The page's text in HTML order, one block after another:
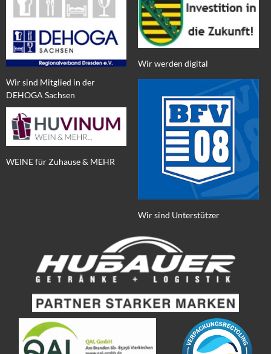
Wir sind Mitglied in der
DEHOGA Sachsen
WEINE für Zuhause & MEHR
Wir werden digital
Wir sind Unterstützer